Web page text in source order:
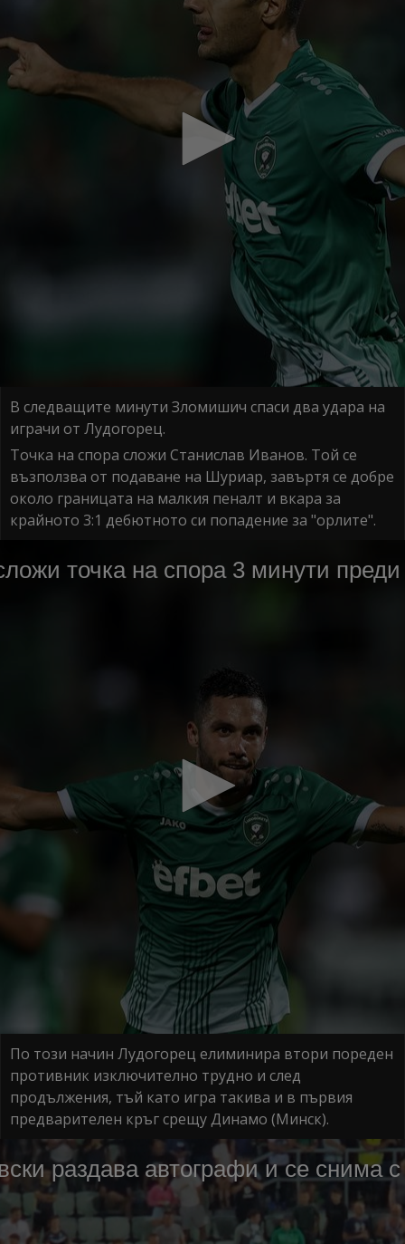
В следващите минути Зломишич спаси два удара на
играчи от Лудогорец.
Точка на спора сложи Станислав Иванов. Той се
възползва от подаване на Шуриар, завъртя се добре
около границата на малкия пеналт и вкара за
крайното 3:1 дебютното си попадение за "орлите".
По този начин Лудогорец елиминира втори пореден
противник изключително трудно и след
продължения, тъй като игра такива и в първия
предварителен кръг срещу Динамо (Минск).